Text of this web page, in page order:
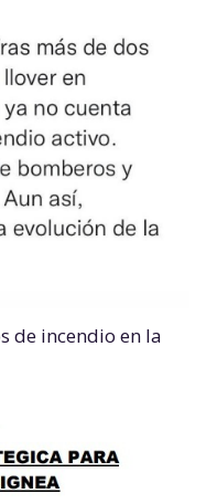
de incendio en la